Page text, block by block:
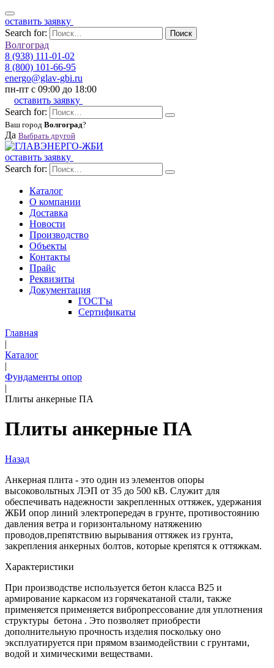
оставить заявку
Search for:
Поиск
Волгоград
8 (938) 111-01-02
8 (800) 101-66-95
energo@glav-gbi.ru
пн-пт с 09:00 до 18:00
оставить заявку
Search for:
Ваш город Волгоград?
Да Выбрать другой
оставить заявку
Search for:
Каталог
О компании
Доставка
Новости
Производство
Объекты
Контакты
Прайс
Реквизиты
Документация
ГОСТ'ы
Сертификаты
Главная
|
Каталог
|
Фундаменты опор
|
Плиты анкерные ПА
Плиты анкерные ПА
Назад
Анкерная плита - это один из элементов опоры
высоковольтных ЛЭП от 35 до 500 кВ. Служит для
обеспечивать надежности закрепленных оттяжек, удержания
ЖБИ опор линий электропередач в грунте, противостоянию
давления ветра и горизонтальному натяжению
проводов,препятствию вырывания оттяжек из грунта,
закрепления анкерных болтов, которые крепятся к оттяжкам.
Характеристики
При производстве используется бетон класса В25 и
армирование каркасом из горячекатаной стали, также
применяется применяется вибропрессование для уплотнения
структуры бетона . Это позволяет приобрести
дополнительную прочность изделия поскольку оно
эксплуатируется при прямом взаимодействии с грунтами,
водой и химическими веществами.